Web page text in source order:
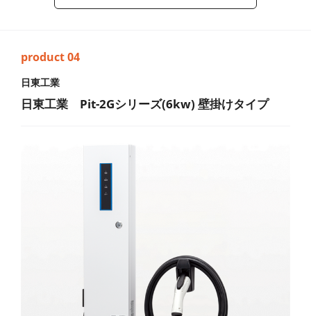
日東工業
日東工業 Pit-2Gシリーズ(6kw) 壁掛けタイプ